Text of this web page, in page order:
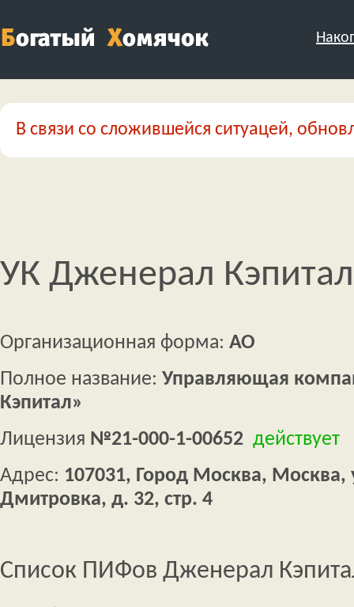
В связи со сложившейся ситуацей,
УК Дженерал
Организационная форма: АО
Полное название: Управляющая
Кэпитал»
Лицензия №21-000-1-00652 действует
Адрес: 107031, Город Москва, Москва,
Дмитровка, д. 32, стр. 4
Список ПИФов Дженерал